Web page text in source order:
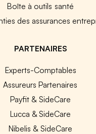
Boîte à outils santé
des assurances
PARTENAIRES
Experts-Comptables
Assureurs Partenaires
Payfit & SideCare
Lucca & SideCare
Nibelis & SideCare